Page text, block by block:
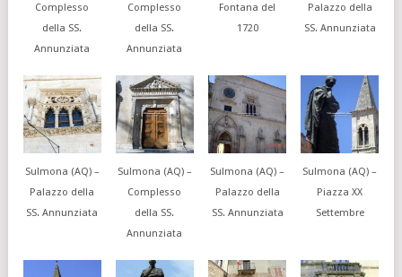
Complesso
della SS.
Annunziata
Complesso
della SS.
Annunziata
Fontana del
1720
Palazzo della
SS. Annunziata
Sulmona (AQ) –
Palazzo della
SS. Annunziata
Sulmona (AQ) –
Complesso
della SS.
Annunziata
Sulmona (AQ) –
Palazzo della
SS. Annunziata
Sulmona (AQ) –
Piazza XX
Settembre